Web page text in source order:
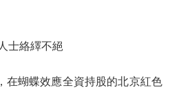
絡繹不絕
蝴蝶效應全資持股的北京紅色